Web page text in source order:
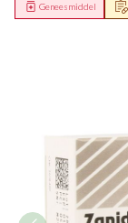
Geneesmiddel